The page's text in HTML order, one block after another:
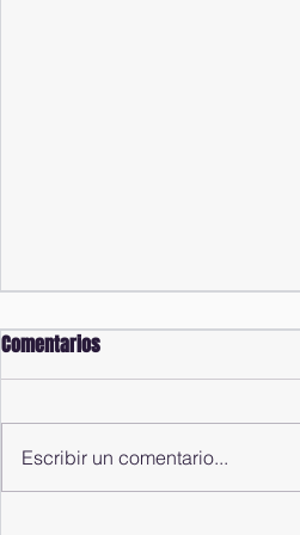
Comentarios
Escribir un comentario...